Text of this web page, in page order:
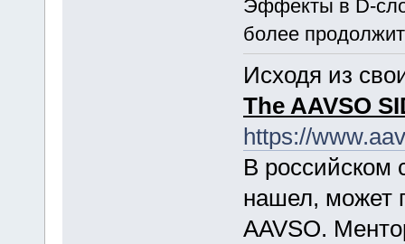
Эффекты в D-
более
Исходя из
The AAVSO
https://
В российском
нашел, может
AAVSO.